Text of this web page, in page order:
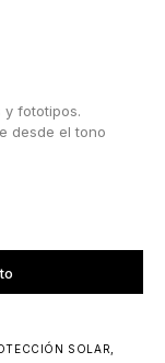
y fototipos.
desde el tono
SOLAR